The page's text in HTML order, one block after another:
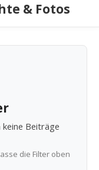
& Fotos
Beiträge
die Filter oben